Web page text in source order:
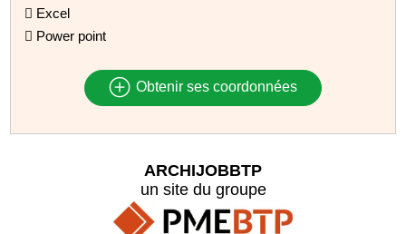
 Excel
 Power point
Obtenir ses coordonnées
ARCHIJOBBTP
un site du groupe